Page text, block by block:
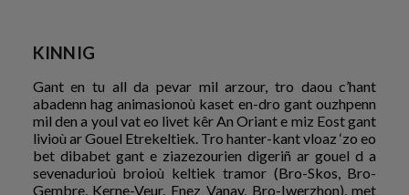
KINNIG
Gant en tu all da pevar mil arzour, tro daou c’hant
abadenn hag animasionoù kaset en-dro gant ouzhpenn
mil den a youl vat eo livet kêr An Oriant e miz Eost gant
livioù ar Gouel Etrekeltiek. Tro hanter-kant vloaz ‘zo eo
bet dibabet gant e ziazezourien digeriñ ar gouel d a
sevenadurioù broioù keltiek tramor (Bro-Skos, Bro-
Gembre, Kerne-Veur, Enez Vanav, Bro-Iwerzhon), met